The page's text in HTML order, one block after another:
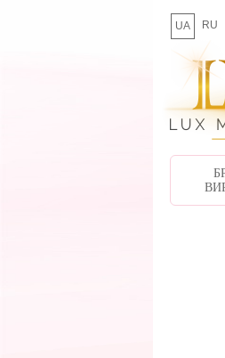
UA RU